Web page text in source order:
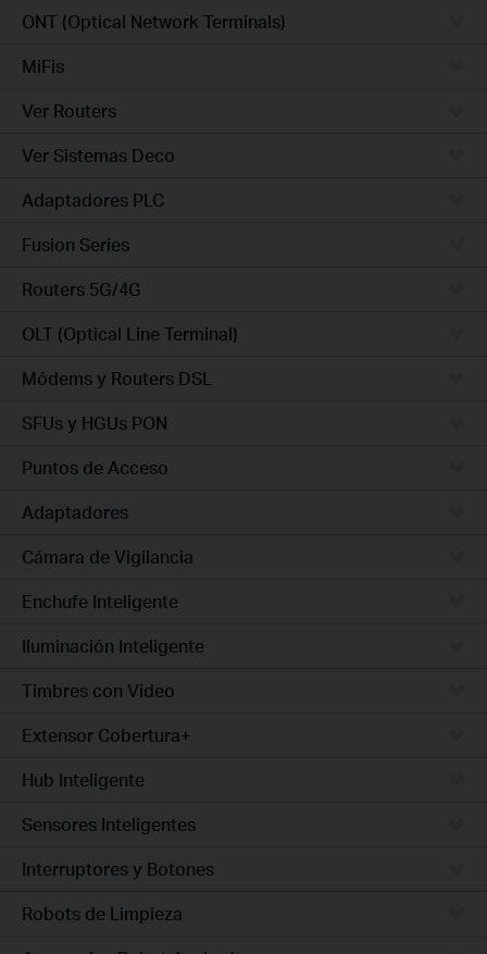
ONT (Optical Network Terminals)
MiFis
Ver Routers
Ver Sistemas Deco
Adaptadores PLC
Fusion Series
Routers 5G/4G
OLT (Optical Line Terminal)
Módems y Routers DSL
SFUs y HGUs PON
Puntos de Acceso
Adaptadores
Cámara de Vigilancia
Enchufe Inteligente
Iluminación Inteligente
Timbres con Video
Extensor Cobertura+
Hub Inteligente
Sensores Inteligentes
Interruptores y Botones
Robots de Limpieza